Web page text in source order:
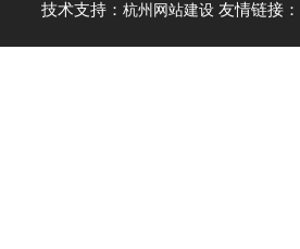
技术支持： 杭州网站建设 友情链接：